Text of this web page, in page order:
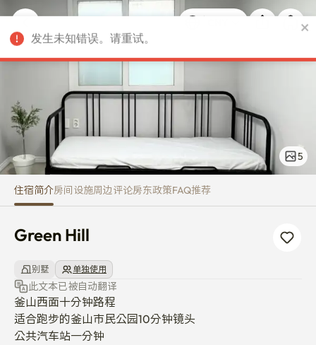
Green Hill
5
住宿简介房间设施周边评论房东政策FAQ推荐
Green Hill
别墅 单独使用
此文本已被自动翻译
釜山西面十分钟路程
适合跑步的釜山市民公园10分钟镜头
公共汽车站一分钟